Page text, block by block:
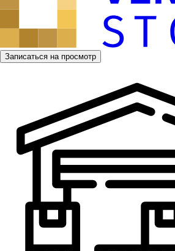
Записаться на просмотр